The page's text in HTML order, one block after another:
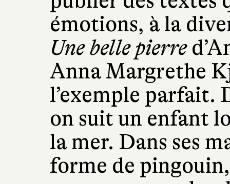
émotions, à la
Une belle pierre
Anna Margrethe
l’exemple parfait.
on suit un enfant
la mer. Dans ses
forme de